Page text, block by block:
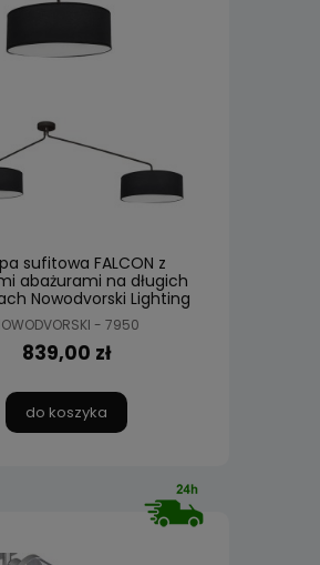
sufitowa FALCON z
abażurami na długich
Nowodvorski Lighting
- 7950
839,00 zł
do koszyka